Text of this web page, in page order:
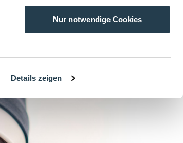
Details zeigen
Nur notwendige Cookies